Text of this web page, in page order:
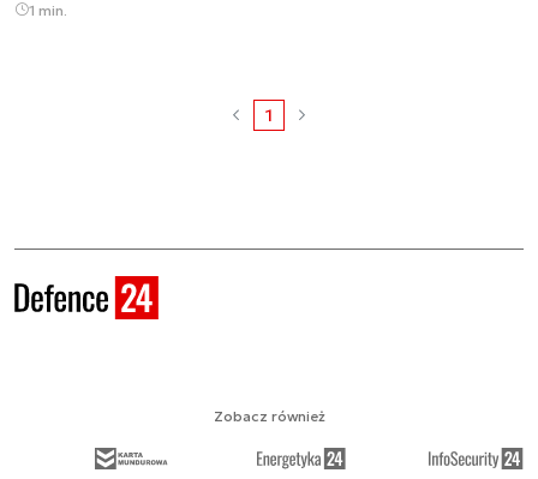
1 min.
1
Zobacz również